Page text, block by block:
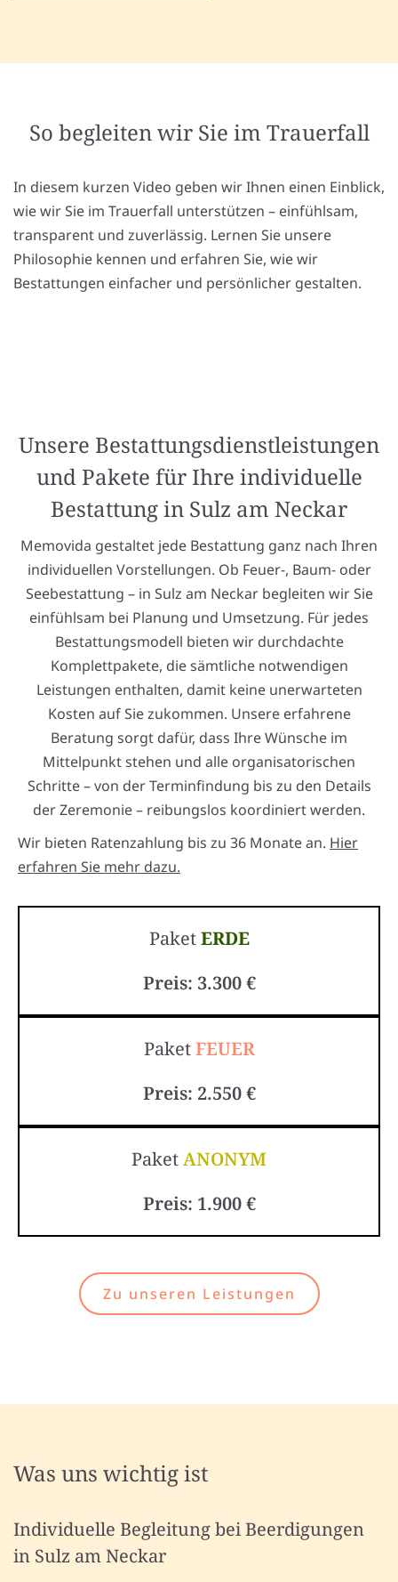
So begleiten wir Sie im Trauerfall
In diesem kurzen Video geben wir Ihnen einen Einblick,
wie wir Sie im Trauerfall unterstützen – einfühlsam,
transparent und zuverlässig. Lernen Sie unsere
Philosophie kennen und erfahren Sie, wie wir
Bestattungen einfacher und persönlicher gestalten.
Unsere Bestattungsdienstleistungen
und Pakete für Ihre individuelle
Bestattung in Sulz am Neckar
Memovida gestaltet jede Bestattung ganz nach Ihren
individuellen Vorstellungen. Ob Feuer-, Baum- oder
Seebestattung – in Sulz am Neckar begleiten wir Sie
einfühlsam bei Planung und Umsetzung. Für jedes
Bestattungsmodell bieten wir durchdachte
Komplettpakete, die sämtliche notwendigen
Leistungen enthalten, damit keine unerwarteten
Kosten auf Sie zukommen. Unsere erfahrene
Beratung sorgt dafür, dass Ihre Wünsche im
Mittelpunkt stehen und alle organisatorischen
Schritte – von der Terminfindung bis zu den Details
der Zeremonie – reibungslos koordiniert werden.
Wir bieten Ratenzahlung bis zu 36 Monate an. Hier
erfahren Sie mehr dazu.
PaketERDE
Preis: 3.300 €
PaketFEUER
Preis: 2.550 €
PaketANONYM
Preis: 1.900 €
Zu unseren Leistungen
Was uns wichtig ist
Individuelle Begleitung bei Beerdigungen
in Sulz am Neckar